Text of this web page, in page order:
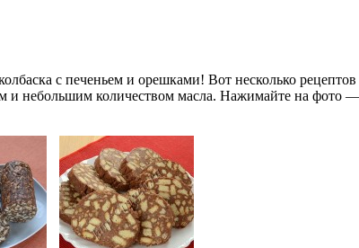
с печеньем и орешками! Вот несколько
и небольшим количеством масла. Нажимайте на фото